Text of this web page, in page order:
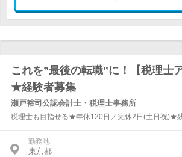
これを”最後の転職”に！【税理士
★経験者募集
瀬戸裕司公認会計士・税理士事務所
税理士も目指せる★年休120日／完休2日(土日祝)★
勤務地
東京都